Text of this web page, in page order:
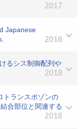
2017
Japanese
2016
るシス制御配列や
2018
トランスポゾンの
合部位と関連する
2018